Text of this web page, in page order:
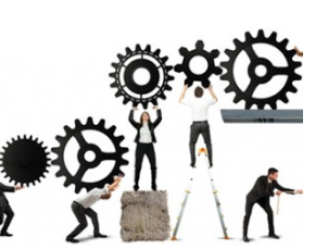
広告クリエイティブ
築 EC
ータ フィード広告